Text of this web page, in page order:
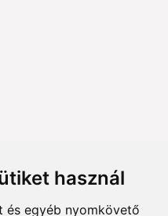
használ
és egyéb nyomkövető